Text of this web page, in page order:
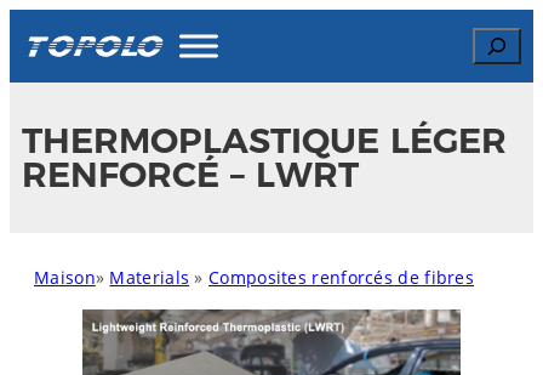
content
Search
THERMOPLASTIQUE LÉGER
RENFORCÉ – LWRT
Maison» Materials »Composites renforcés de fibres